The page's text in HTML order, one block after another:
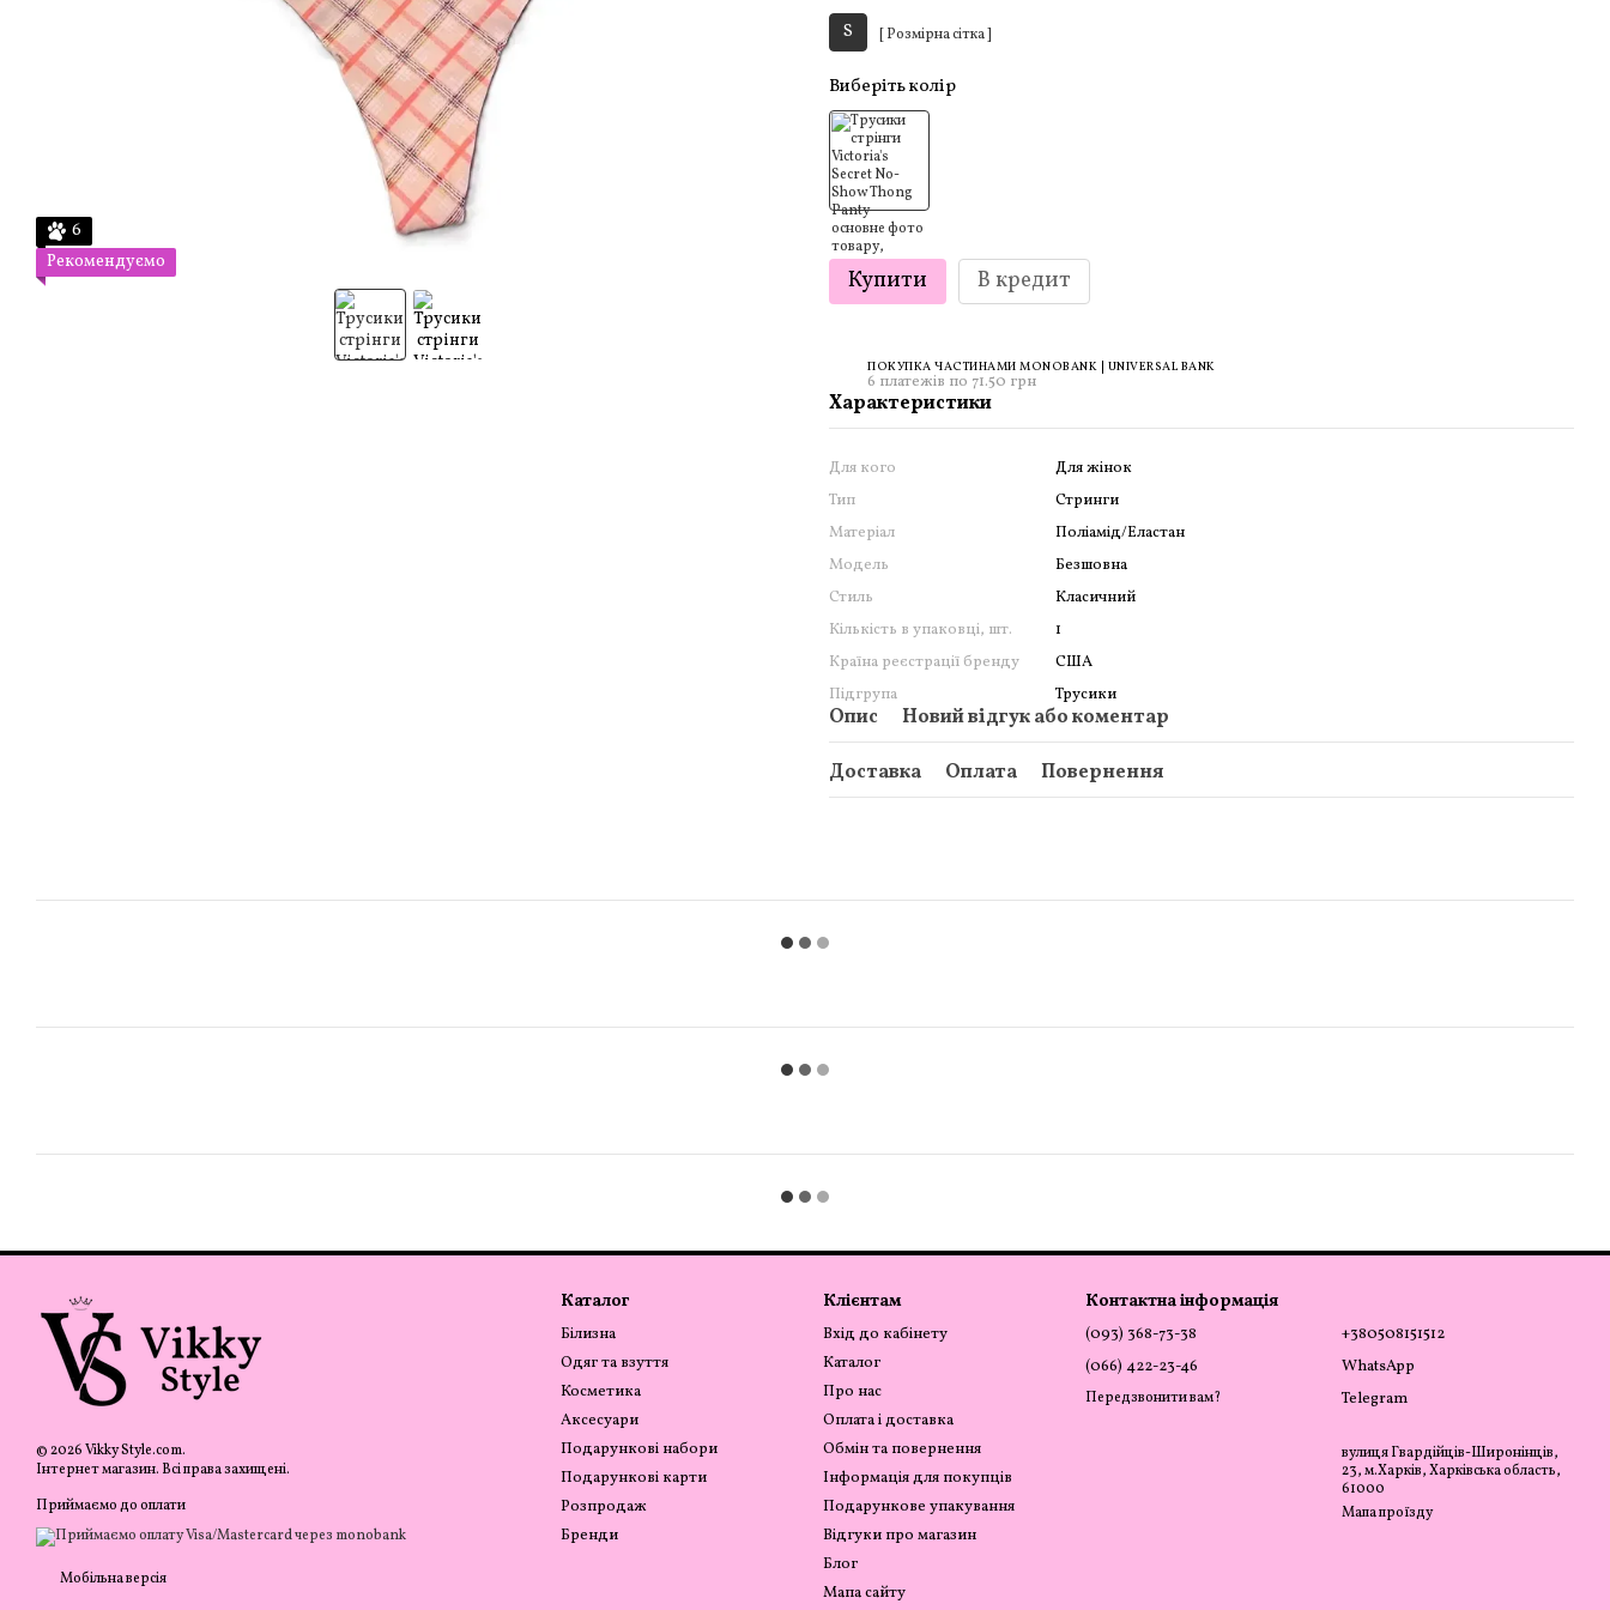
6
Рекомендуємо
S [ Розмірна сітка ]
Виберіть колір
Купити В кредит
ПОКУПКА ЧАСТИНАМИ MONOBANK | UNIVERSAL BANK
6 платежів по 71.50 грн
Характеристики
Для кого
Для жінок
Тип
Стринги
Матеріал
Поліамід/Еластан
Модель
Безшовна
Стиль
Класичний
Кількість в упаковці, шт.
1
Країна реєстрації бренду
США
Підгрупа
Трусики
Опис Новий відгук або коментар
Доставка Оплата Повернення
© 2026 Vikky Style.com.
Інтернет магазин. Всі права захищені.
Приймаємо до оплати
Мобільна версія
Каталог
Білизна
Одяг та взуття
Косметика
Аксесуари
Подарункові набори
Подарункові карти
Розпродаж
Бренди
Клієнтам
Вхід до кабінету
Каталог
Про нас
Оплата і доставка
Обмін та повернення
Інформація для покупців
Подарункове упакування
Відгуки про магазин
Блог
Мапа сайту
Контактна інформація
(093) 368-73-38
(066) 422-23-46
Передзвонити вам?
+380508151512
WhatsApp
Telegram
вулиця Гвардійців-Широнінців,
23, м.Харків, Харківська область,
61000
Мапа проїзду